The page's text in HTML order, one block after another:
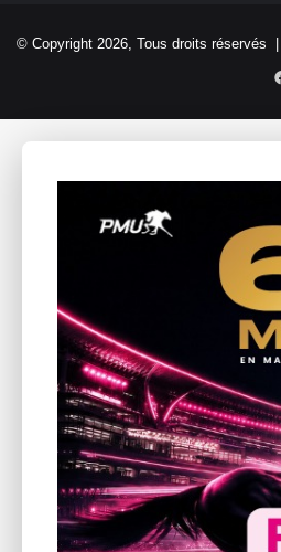
© Copyright 2026, Tous droits réservés |